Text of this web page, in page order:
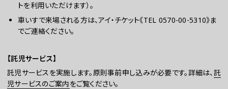
トを利用いただけます）。
車いすで来場される方は、アイ・チケット《TEL 0570-00-5310》ま
でご連絡ください。
【託児サービス】
託児サービスを実施します。原則事前申し込みが必要です。詳細は、 託
児サービスのご案内をご覧ください。